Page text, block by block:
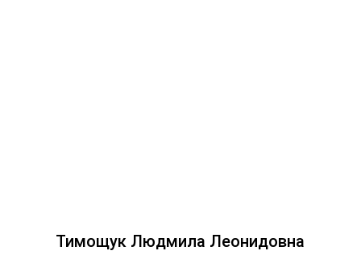
Тимощук Людмила Леонидовна